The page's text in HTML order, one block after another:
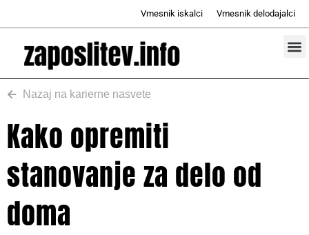
Vmesnik iskalci Vmesnik delodajalci
Nazaj na karierne nasvete
Kako opremiti
stanovanje za delo od
doma